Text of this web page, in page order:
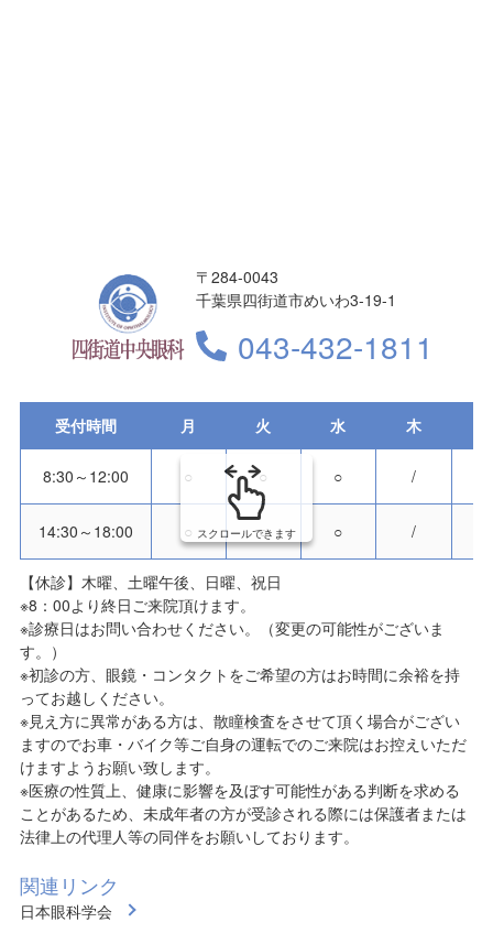
〒284-0043
千葉県四街道市めいわ3-19-1
043-432-1811
受付時間 月 火 水 木
8:30～12:00 ○ ○ ○ /
14:30～18:00 ○ ○ ○ /
スクロールできます
【休診】木曜、土曜午後、日曜、祝日
※8：00より終日ご来院頂けます。
※診療日はお問い合わせください。（変更の可能性がございま
す。）
※初診の方、眼鏡・コンタクトをご希望の方はお時間に余裕を持
ってお越しください。
※見え方に異常がある方は、散瞳検査をさせて頂く場合がござい
ますのでお車・バイク等ご自身の運転でのご来院はお控えいただ
けますようお願い致します。
※医療の性質上、健康に影響を及ぼす可能性がある判断を求める
ことがあるため、未成年者の方が受診される際には保護者または
法律上の代理人等の同伴をお願いしております。
関連リンク
日本眼科学会